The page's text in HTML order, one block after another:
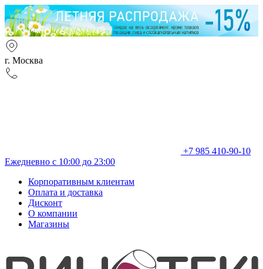
г. Москва
+7 985 410-90-10
Ежедневно с 10:00 до 23:00
Корпоративным клиентам
Оплата и доставка
Дисконт
О компании
Магазины